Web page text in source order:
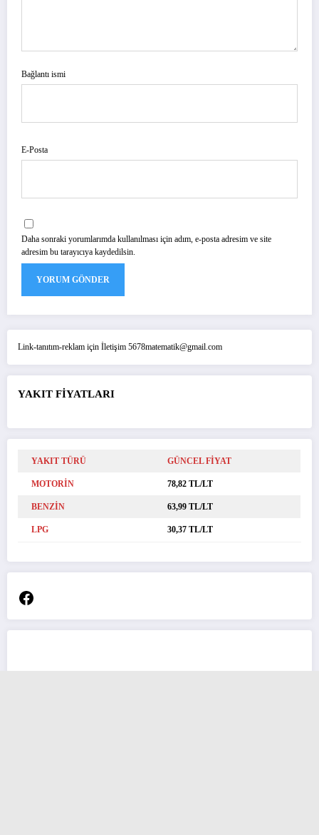
Bağlantı ismi
E-Posta
Daha sonraki yorumlarımda kullanılması için adım, e-posta adresim ve site
adresim bu tarayıcıya kaydedilsin.
Link-tanıtım-reklam için İletişim 5678matematik@gmail.com
YAKIT FİYATLARI
YAKIT TÜRÜ GÜNCEL FİYAT
MOTORİN 78,82 TL/LT
BENZİN 63,99 TL/LT
LPG 30,37 TL/LT
Facebook